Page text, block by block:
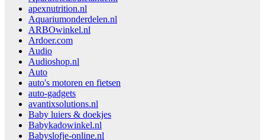
apexnutrition.nl
Aquariumonderdelen.nl
ARBOwinkel.nl
Ardoer.com
Audio
Audioshop.nl
Auto
auto's motoren en fietsen
auto-gadgets
avantixsolutions.nl
Baby luiers & doekjes
Babykadowinkel.nl
Babyslofje-online.nl